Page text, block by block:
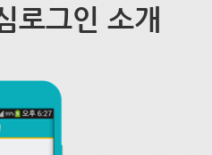
로그인 소개